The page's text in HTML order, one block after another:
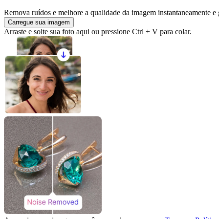
Remova ruídos e melhore a qualidade da imagem instantaneamente e
Carregue sua imagem
Arraste e solte sua foto aqui ou pressione Ctrl + V para colar.